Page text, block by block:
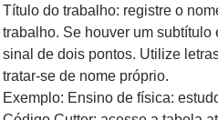
Título do trabalho: registre o
trabalho. Se houver um
sinal de dois pontos. Utilize
tratar-se de nome próprio.
Exemplo: Ensino de física: